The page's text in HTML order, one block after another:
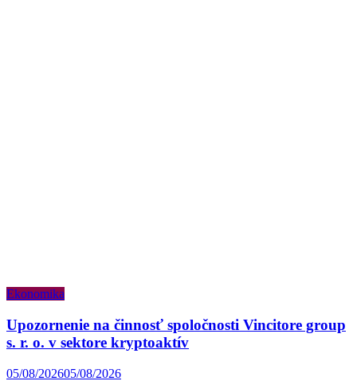
Ekonomika
Upozornenie na činnosť spoločnosti Vincitore group
s. r. o. v sektore kryptoaktív
05/08/202605/08/2026